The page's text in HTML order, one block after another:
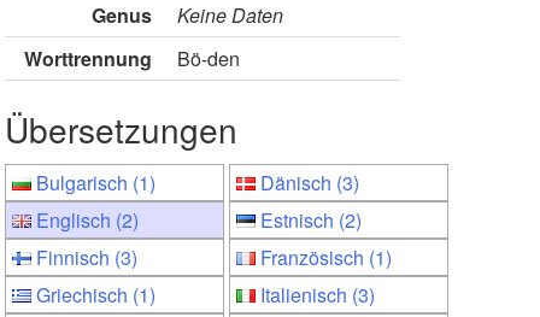
Genus
Keine Daten
Worttrennung
Bö-den
Übersetzungen
Bulgarisch (1)
Dänisch (3)
Englisch (2)
Estnisch (2)
Finnisch (3)
Französisch (1)
Griechisch (1)
Italienisch (3)